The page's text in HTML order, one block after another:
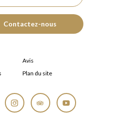
Contactez-nous
Avis
Plan du site